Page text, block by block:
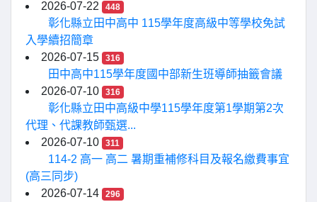
2026-07-22 448
彰化縣立田中高中 115學年度高級中等學校免試
入學續招簡章
2026-07-15
316
田中高中115學年度國中部新生班導師抽籤會議
2026-07-10
316
彰化縣立田中高級中學115學年度第1學期第2次
代理、代課教師甄選...
2026-07-10
311
114-2 高一 高二 暑期重補修科目及報名繳費事宜
(高三同步)
2026-07-14
296